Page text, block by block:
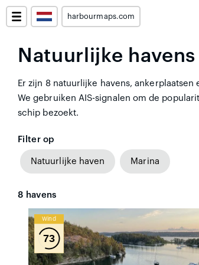
harbourmaps.com
Natuurlijke
Er zijn 8 natuurlijke havens,
We gebruiken AIS-signalen om de
schip bezoekt.
Filter op
Natuurlijke haven Marina
8 havens
Wind
73